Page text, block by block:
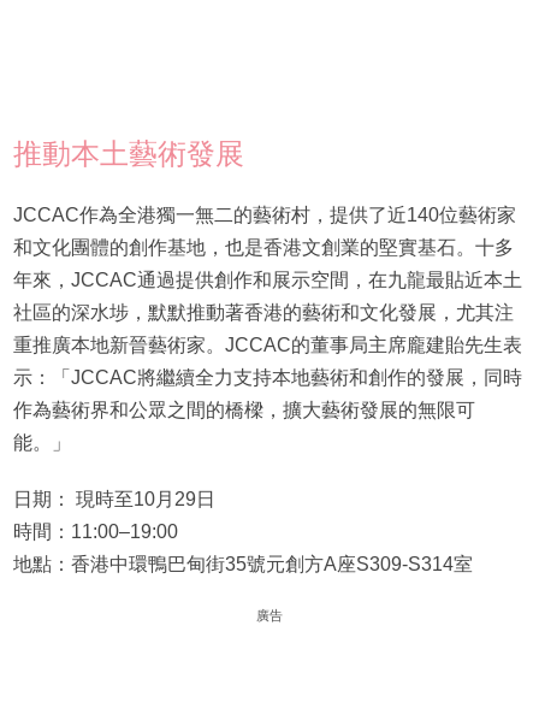
推動本土藝術發展
JCCAC作為全港獨一無二的藝術村，提供了近140位藝術家
和文化團體的創作基地，也是香港文創業的堅實基石。十多
年來，JCCAC通過提供創作和展示空間，在九龍最貼近本土
社區的深水埗，默默推動著香港的藝術和文化發展，尤其注
重推廣本地新晉藝術家。JCCAC的董事局主席龐建貽先生表
示：「JCCAC將繼續全力支持本地藝術和創作的發展，同時
作為藝術界和公眾之間的橋樑，擴大藝術發展的無限可
能。」
日期： 現時至10月29日
時間：11:00–19:00
地點：香港中環鴨巴甸街35號元創方A座S309-S314室
廣告